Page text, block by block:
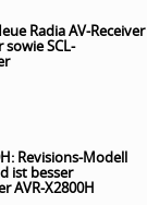
Radia AV-Receiver
SCL-
Revisions-Modell
ist besser
AVR-X2800H